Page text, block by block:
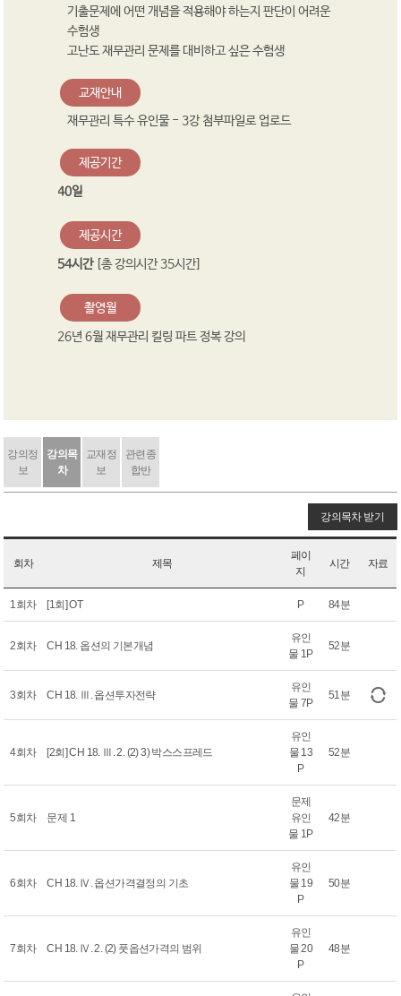
기출문제에 어떤 개념을 적용해야 하는지 판단이 어려운
수험생
고난도 재무관리 문제를 대비하고 싶은 수험생
교재안내
재무관리 특수 유인물 - 3강 첨부파일로 업로드
제공기간
40일
제공시간
54시간[총 강의시간 35시간]
촬영월
26년 6월 재무관리 킬링 파트 정복 강의
강의정
보
강의목
차
교재정
보
관련종
합반
강의목차 받기
회차 제목
페이
지
시간 자료
1회차 [1회] OT P 84분
2회차 CH 18. 옵션의 기본개념
유인
물 1P
52분
3회차 CH 18. Ⅲ. 옵션투자전략
유인
물 7P
51분
4회차 [2회] CH 18. Ⅲ. 2. (2) 3) 박스스프레드
유인
물 13
P
52분
5회차 문제 1
문제
유인
물 1P
42분
6회차 CH 18. Ⅳ. 옵션가격결정의 기초
유인
물 19
P
50분
7회차 CH 18. Ⅳ. 2. (2) 풋옵션가격의 범위
유인
물 20
P
48분